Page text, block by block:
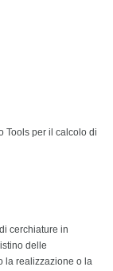
Tools per il calcolo di
cerchiature in
delle
la realizzazione o la